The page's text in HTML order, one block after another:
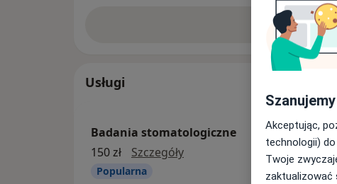
Zobacz
Usługi
Badania stomatologiczne
150 zł
Szczegółybadania stomatologiczne
Popularna
Akceptując,
technologii)
Twoje
zaktualizować